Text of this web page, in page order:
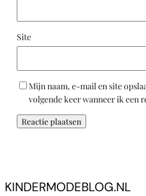
Site
Mijn naam, e-mail en site
volgende keer wanneer ik een
KINDERMODEBLOG.NL